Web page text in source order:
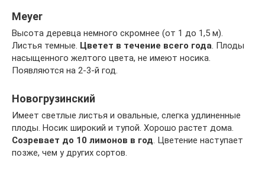
Meyer
Высота деревца немного скромнее (от 1 до 1,5 м).
Листья темные. Цветет в течение всего года. Плоды
насыщенного желтого цвета, не имеют носика.
Появляются на 2-3-й год.
Новогрузинский
Имеет светлые листья и овальные, слегка удлиненные
плоды. Носик широкий и тупой. Хорошо растет дома.
Созревает до 10 лимонов в год. Цветение наступает
позже, чем у других сортов.